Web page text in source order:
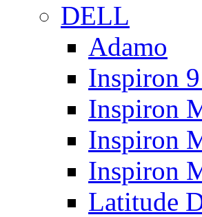
DELL
Adamo
Inspiron
Inspiron
Inspiron
Inspiron
Latitude